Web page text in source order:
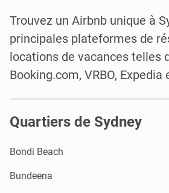
Trouvez un Airbnb unique à
principales plateformes de
locations de vacances telles
Booking.com, VRBO, Expedia
Quartiers de Sydney
Bondi Beach
Bundeena